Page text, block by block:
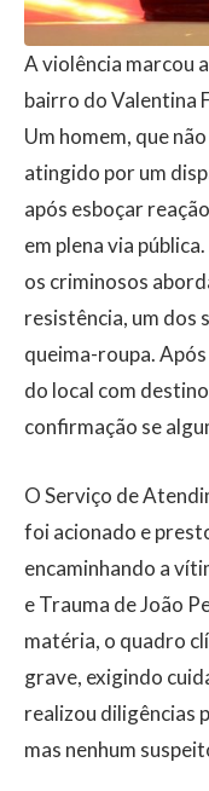
A violência marcou
bairro do Valentina
Um homem, que
atingido por um
após esboçar
em plena via
os criminosos
resistência, um dos
queima-roupa.
do local com
confirmação se
O Serviço de
foi acionado e
encaminhando a
e Trauma de João
matéria, o quadro
grave, exigindo
realizou diligências
mas nenhum